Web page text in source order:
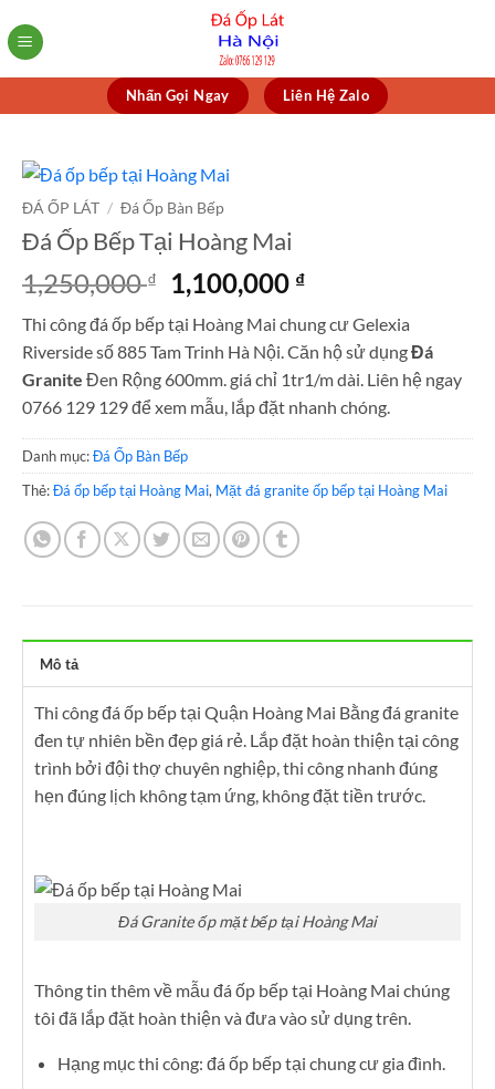
to
Nhấn Gọi Ngay Liên Hệ Zalo
ĐÁ ỐP LÁT / Đá Ốp Bàn Bếp
Đá Ốp Bếp Tại Hoàng Mai
1,250,000₫
Giá
gốc
là:
1,250,000 ₫.
1,100,000 ₫Giá
tại
là:
1,100,000 ₫.
Thi công đá ốp bếp tại Hoàng Mai chung cư Gelexia
Riverside số 885 Tam Trinh Hà Nội. Căn hộ sử dụngĐá
Granite Đen Rộng 600mm. giá chỉ 1tr1/m dài. Liên hệ ngay
0766 129 129 để xem mẫu, lắp đặt nhanh chóng.
Danh mục:Đá Ốp Bàn Bếp
Thẻ:Đá ốp bếp tại Hoàng Mai, Mặt đá granite ốp bếp tại Hoàng Mai
Mô tả
Thi công đá ốp bếp tại Quận Hoàng Mai Bằng đá granite
đen tự nhiên bền đẹp giá rẻ. Lắp đặt hoàn thiện tại công
trình bởi đội thợ chuyên nghiệp, thi công nhanh đúng
hẹn đúng lịch không tạm ứng, không đặt tiền trước.
Đá Granite ốp mặt bếp tại Hoàng Mai
Thông tin thêm về mẫu đá ốp bếp tại Hoàng Mai chúng
tôi đã lắp đặt hoàn thiện và đưa vào sử dụng trên.
Hạng mục thi công: đá ốp bếp tại chung cư gia đình.